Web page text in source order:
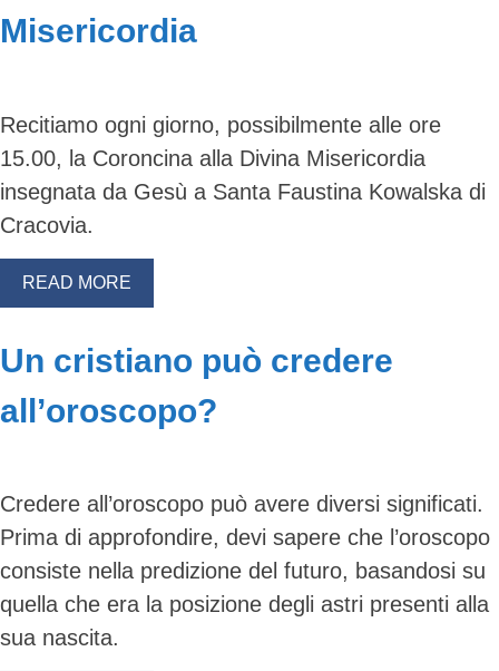
Misericordia
Recitiamo ogni giorno, possibilmente alle ore
15.00, la Coroncina alla Divina Misericordia
insegnata da Gesù a Santa Faustina Kowalska di
Cracovia.
READ MORE
Un cristiano può credere
all’oroscopo?
Credere all’oroscopo può avere diversi significati.
Prima di approfondire, devi sapere che l’oroscopo
consiste nella predizione del futuro, basandosi su
quella che era la posizione degli astri presenti alla
sua nascita.